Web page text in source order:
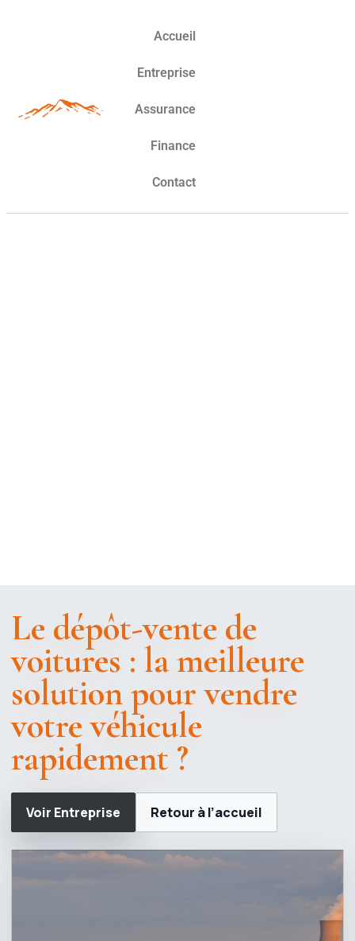
Accueil
Entreprise
Assurance
Finance
Contact
Le dépôt-vente de
voitures : la meilleure
solution pour vendre
votre véhicule
rapidement ?
Voir Entreprise Retour à l’accueil